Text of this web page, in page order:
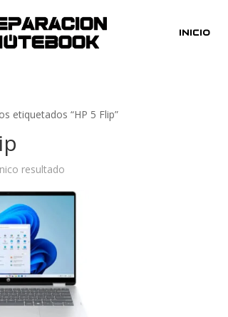
INICIO
etiquetados “HP 5 Flip”
resultado